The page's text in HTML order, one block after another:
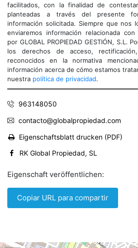
facilitados, con la finalidad de
planteadas a través del presente
información solicitada. Siempre que nos
enviaremos información relacionada
por GLOBAL PROPIEDAD GESTIÓN, S.L.
los derechos de acceso,
reconocidos en la normativa
información acerca de cómo estamos
nuestra política de privacidad.
963148050
contacto@globalpropiedad.com
Eigenschaftsblatt drucken (PDF)
RK Global Propiedad, SL
Eigenschaft veröffentlichen:
Copiar URL para compartir